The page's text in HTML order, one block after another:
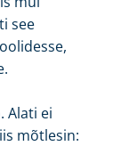
see
Alati ei
mõtlesin: